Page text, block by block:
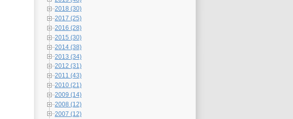
2018 (30)
2017 (25)
2016 (28)
2015 (30)
2014 (38)
2013 (34)
2012 (31)
2011 (43)
2010 (21)
2009 (14)
2008 (12)
2007 (12)